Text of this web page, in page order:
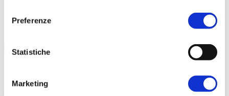
Preferenze
Statistiche
Marketing
Logistica Food s.r.l.